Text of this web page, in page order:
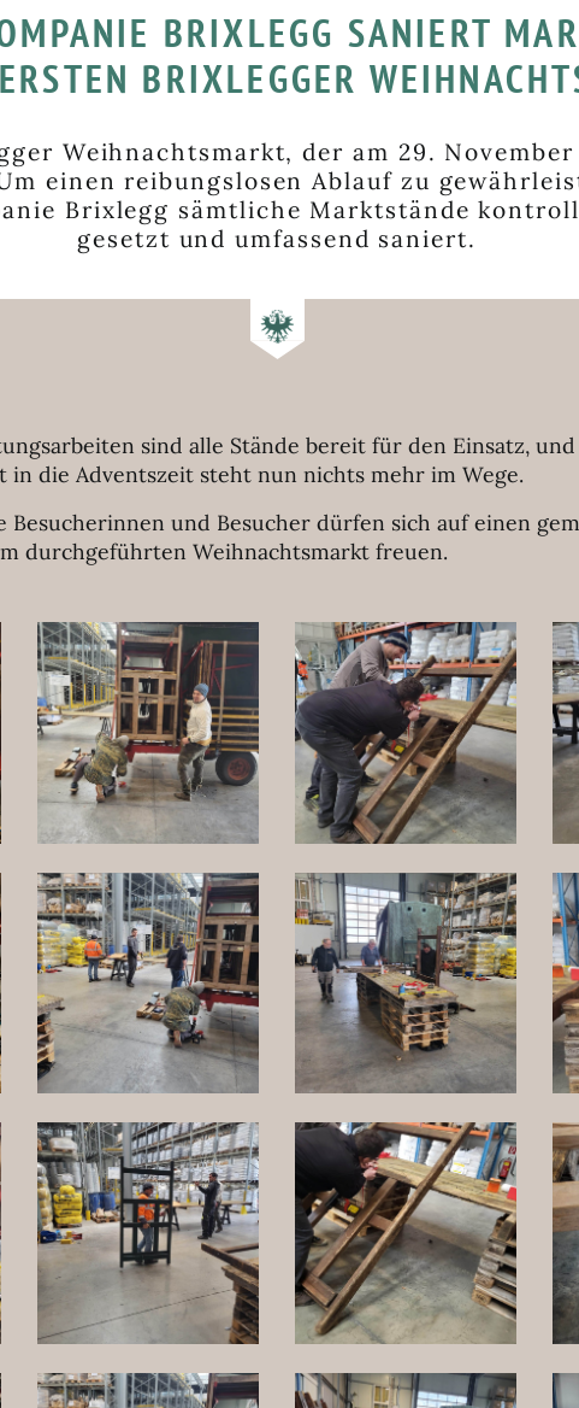
BRIXLEGG SANIERT
BRIXLEGGER
Weihnachtsmarkt, der am 29.
einen reibungslosen Ablauf zu
Brixlegg sämtliche Marktstände
gesetzt und umfassend saniert.
sind alle Stände bereit für den Einsatz,
in die Adventszeit steht nun nichts mehr im Wege.
Besucherinnen und Besucher dürfen sich auf einen
durchgeführten Weihnachtsmarkt freuen.